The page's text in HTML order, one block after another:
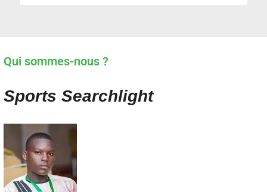
Qui sommes-nous ?
Sports Searchlight